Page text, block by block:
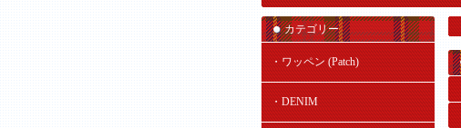
カテゴリー
・ワッペン (Patch)
・DENIM